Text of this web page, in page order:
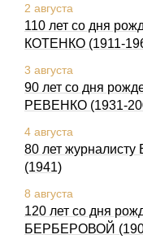
2 августа
110 лет со дня
КОТЕHКО (1911-
3 августа
90 лет со дня
РЕВЕНКО (1931-
4 августа
80 лет
(1941)
8 августа
120 лет со дня
БЕРБЕРОВОЙ